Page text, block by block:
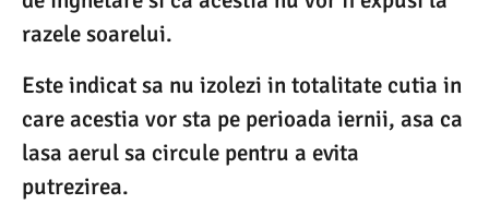
razele soarelui.
Este indicat sa nu izolezi in totalitate cutia in
care acestia vor sta pe perioada iernii, asa ca
lasa aerul sa circule pentru a evita
putrezirea.